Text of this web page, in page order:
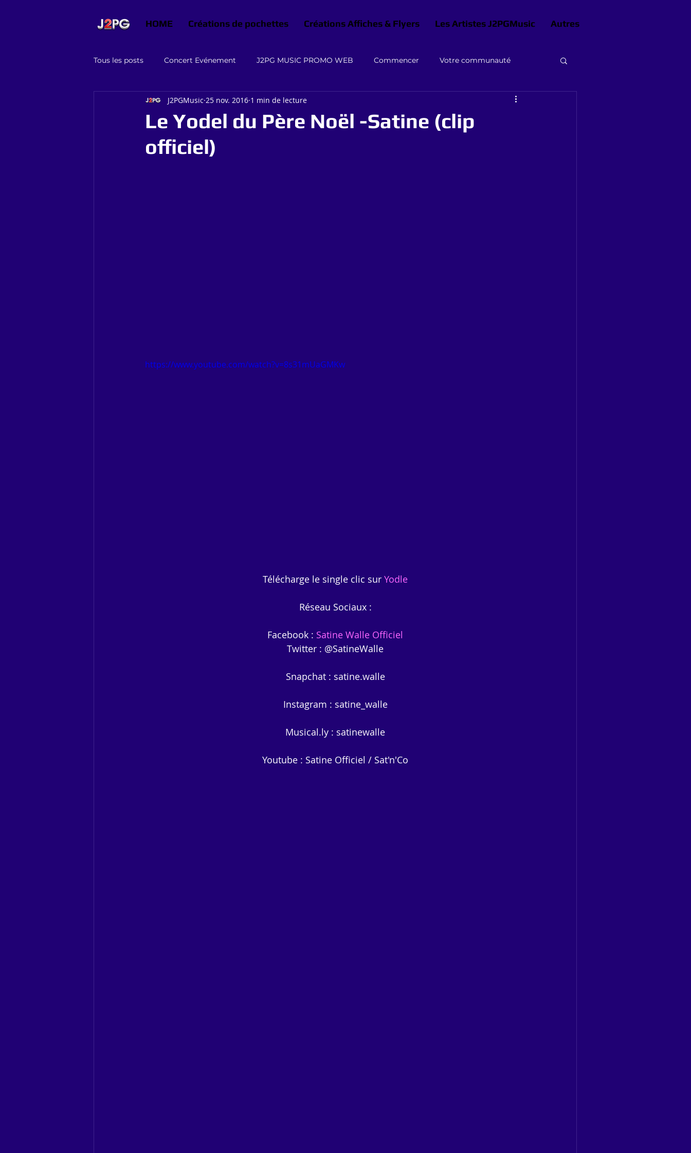
HOME Créations de pochettes Créations Affiches & Flyers Les Artistes J2PGMusic Autres
Tous les posts Concert Evénement J2PG MUSIC PROMO WEB Commencer Votre communauté
Graphisme conseils Jeux
Le Yodel du Père Noël -Satine (clip
officiel)
J2PGMusic 25 nov. 2016 1 min de lecture
https://www.youtube.com/watch?v=8s31mUaGMKw
Télécharge le single clic sur Yodle
Réseau Sociaux :
Facebook : Satine Walle Officiel
Twitter : @SatineWalle
Snapchat : satine.walle
Instagram : satine_walle
Musical.ly : satinewalle
Youtube : Satine Officiel / Sat'n'Co